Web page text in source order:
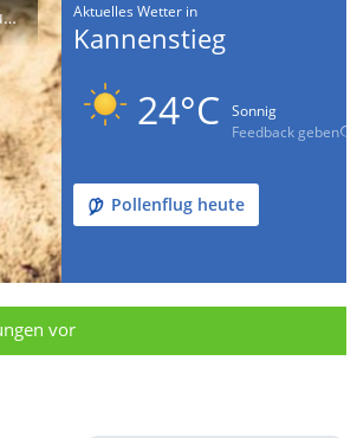
Wetter heute: Sonnentag mit bis zu 36 Grad - vereinzelt Sturmgefahr Aktuelles Wetter in
Kannenstieg
24°C
Sonnig
Feedback geben
Pollenflug heute
vor